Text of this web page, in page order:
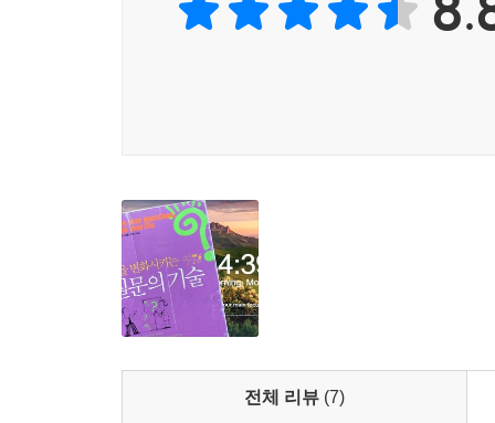
막강한 영향력을 인식할 수 있을 때까지 행동을
자신의 생각과 감정에 초연해지면 옳거나 그르다
[전환의 질문들을 활용하라] “나는 어디에 있고
하고, 원할까?” 전환의 질문은 심판자의 함정을
[선입견을 의심하라] 잘못된 정보나 불완전한
효율적인 의사소통을 방해한다. 나 자신, 처해 있
[변화를 위한 최고의 질문을 기억하라] “나는 뭘 원
질문들은 살면서 맞닥뜨리는 다양한 도전으로부
전체 리뷰 (7)